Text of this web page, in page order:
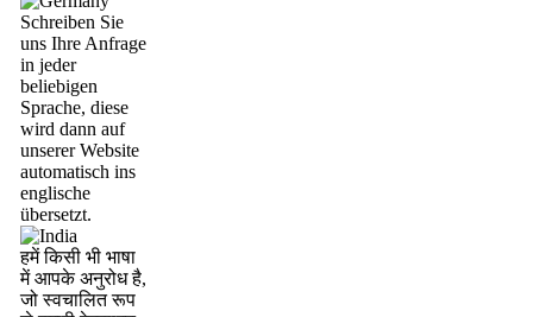
Schreiben Sie
uns Ihre Anfrage
in jeder
beliebigen
Sprache, diese
wird dann auf
unserer Website
automatisch ins
englische
übersetzt.
हमें किसी भी भाषा
में आपके अनुरोध है,
जो स्वचालित रूप